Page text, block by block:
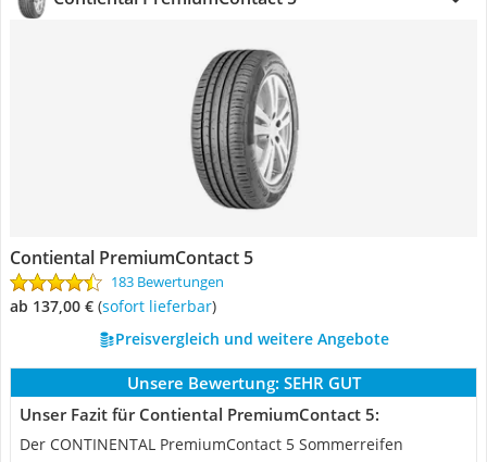
Contiental PremiumContact 5
183 Bewertungen
ab 137,00 € ( Sofort lieferbar)
Preisvergleich und weitere Angebote
Unsere Bewertung: SEHR GUT
Unser Fazit für Contiental PremiumContact 5:
Der CONTINENTAL PremiumContact 5 Sommerreifen